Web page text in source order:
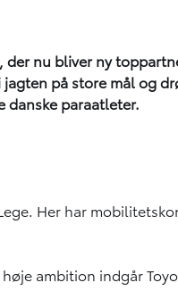
nu bliver ny
på store mål og
danske paraatleter.
Her har
ambition indgår